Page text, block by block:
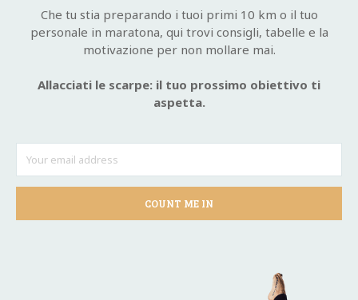
Che tu stia preparando i tuoi primi 10 km o il tuo
personale in maratona, qui trovi consigli, tabelle e la
motivazione per non mollare mai.
Allacciati le scarpe: il tuo prossimo obiettivo ti
aspetta.
COUNT ME IN